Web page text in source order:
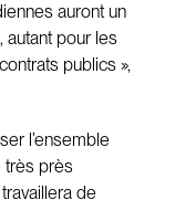
auront un
autant pour les
publics »,
l’ensemble
très près
de